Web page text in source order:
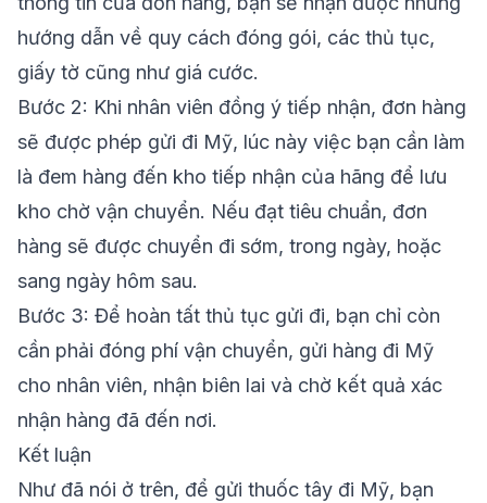
hướng dẫn về quy cách đóng gói, các thủ tục,
giấy tờ cũng như giá cước.
Bước 2: Khi nhân viên đồng ý tiếp nhận, đơn hàng
sẽ được phép gửi đi Mỹ, lúc này việc bạn cần làm
là đem hàng đến kho tiếp nhận của hãng để lưu
kho chờ vận chuyển. Nếu đạt tiêu chuẩn, đơn
hàng sẽ được chuyển đi sớm, trong ngày, hoặc
sang ngày hôm sau.
Bước 3: Để hoàn tất thủ tục gửi đi, bạn chỉ còn
cần phải đóng phí vận chuyển, gửi hàng đi Mỹ
cho nhân viên, nhận biên lai và chờ kết quả xác
nhận hàng đã đến nơi.
Kết luận
Như đã nói ở trên, để gửi thuốc tây đi Mỹ, bạn